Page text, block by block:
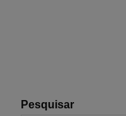
Pesquisar